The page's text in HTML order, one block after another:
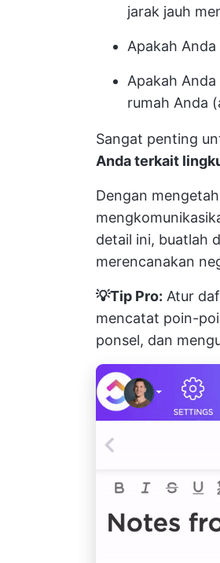
jarak jauh
Apakah
Apakah
rumah Anda
Sangat penting
Anda terkait
Dengan
detail ini, buatlah
merencanakan
💡Tip Pro: Atur
mencatat poin-
ponsel, dan